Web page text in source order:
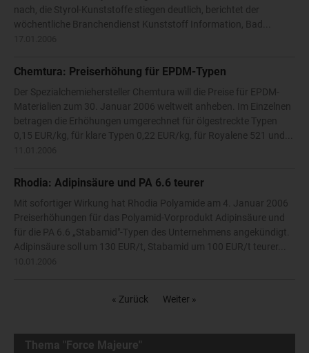
nach, die Styrol-Kunststoffe stiegen deutlich, berichtet der
wöchentliche Branchendienst Kunststoff Information, Bad...
Chemtura: Preiserhöhung für EPDM-Typen
Der Spezialchemiehersteller Chemtura will die Preise für EPDM-
Materialien zum 30. Januar 2006 weltweit anheben. Im Einzelnen
betragen die Erhöhungen umgerechnet für ölgestreckte Typen
0,15 EUR/kg, für klare Typen 0,22 EUR/kg, für Royalene 521 und...
Rhodia: Adipinsäure und PA 6.6 teurer
Mit sofortiger Wirkung hat Rhodia Polyamide am 4. Januar 2006
Preiserhöhungen für das Polyamid-Vorprodukt Adipinsäure und
für die PA 6.6 „Stabamid"-Typen des Unternehmens angekündigt.
Adipinsäure soll um 130 EUR/t, Stabamid um 100 EUR/t teurer...
« Zurück Weiter »
Thema "Force Majeure"